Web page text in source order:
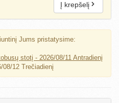
Į krepšelį
Jums pristatysime:
stotį - 2026/08/11 Antradienį
12 Trečiadienį